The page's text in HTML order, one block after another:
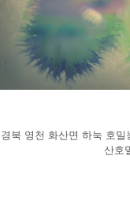
경북 영천 화산면 하눅 호
산호